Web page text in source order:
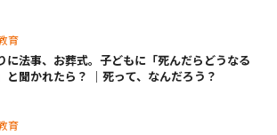
育
に法事、お葬式。子どもに「死んだらどうなる
と聞かれたら？ ｜死って、なんだろう？
育